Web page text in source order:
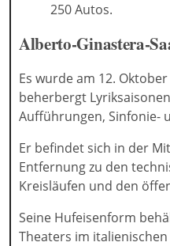
250 Autos.
Alberto-Ginastera-
Es wurde am 12.
beherbergt
Aufführungen, Sinfonie-
Er befindet sich in der
Entfernung zu den
Kreisläufen und den
Seine Hufeisenform
Theaters im